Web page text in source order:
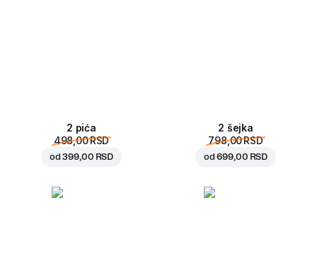
2 pića
498,00 RSD
od399,00 RSD
2 šejka
798,00 RSD
od699,00 RSD